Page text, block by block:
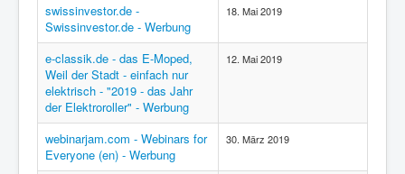
swissinvestor.de -
Swissinvestor.de - Werbung
18. Mai 2019
e-classik.de - das E-Moped,
Weil der Stadt - einfach nur
elektrisch - "2019 - das Jahr
der Elektroroller" - Werbung
12. Mai 2019
webinarjam.com - Webinars for
Everyone (en) - Werbung
30. März 2019